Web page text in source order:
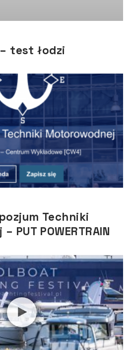
test łodzi
Techniki
PUT POWERTRAIN